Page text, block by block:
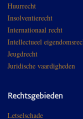
Huurrecht
Insolventierecht
Internationaal recht
Intellectueel
Jeugdrecht
Juridische vaardigheden
Rechtsgebieden
Letselschade